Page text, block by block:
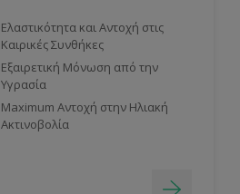
Ελαστικότητα και Αντοχή στις
Καιρικές Συνθήκες
Εξαιρετική Μόνωση από την
Υγρασία
Maximum Αντοχή στην Ηλιακή
Ακτινοβολία